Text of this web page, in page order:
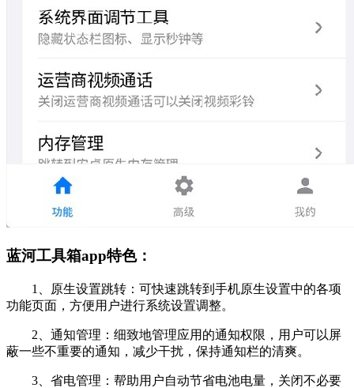
蓝河工具箱app特色：
1、原生设置跳转：可快速跳转到手机原生设置中的各项
功能页面，方便用户进行系统设置调整。
2、通知管理：细致地管理应用的通知权限，用户可以屏
蔽一些不重要的通知，减少干扰，保持通知栏的清爽。
3、省电管理：帮助用户自动节省电池电量，关闭不必要